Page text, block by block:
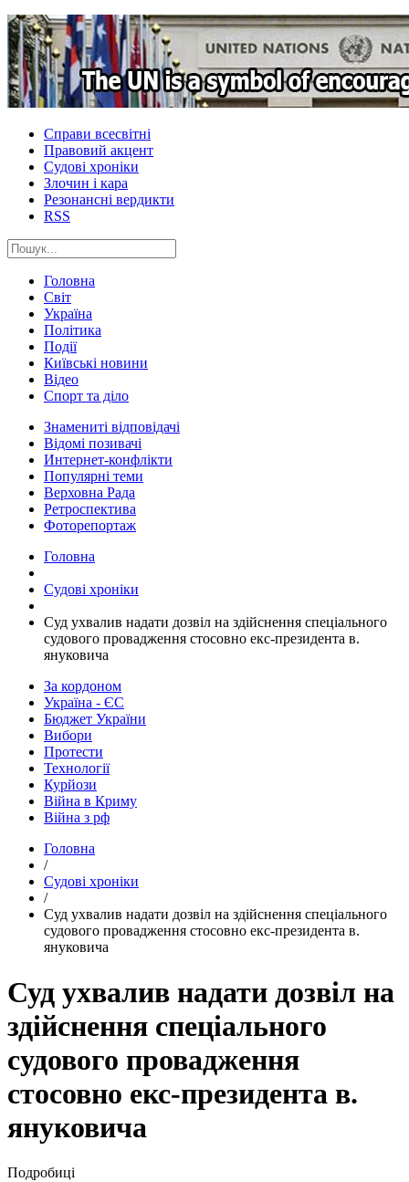
Справи всесвітні
Правовий акцент
Судові хроніки
Злочин і кара
Резонансні вердикти
RSS
Головна
Світ
Україна
Політика
Події
Київські новини
Відео
Спорт та діло
Знамениті відповідачі
Відомі позивачі
Интернет-конфлікти
Популярні теми
Верховна Рада
Ретроспектива
Фоторепортаж
Головна
Судові хроніки
​Суд ухвалив надати дозвіл на здійснення спеціального
судового провадження стосовно екс-президента в.
януковича
За кордоном
Україна - ЄС
Бюджет України
Вибори
Протести
Технології
Курйози
Війна в Криму
Війна з рф
Головна
/
Судові хроніки
/
​Суд ухвалив надати дозвіл на здійснення спеціального
судового провадження стосовно екс-президента в.
януковича
Суд ухвалив надати дозвіл на
здійснення спеціального
судового провадження
стосовно екс-президента в.
януковича
Подробиці